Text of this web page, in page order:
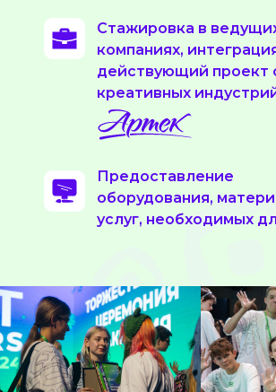
Стажировка в
компаниях,
действующий проект
креативных
Предоставление
оборудования,
услуг, необходимых